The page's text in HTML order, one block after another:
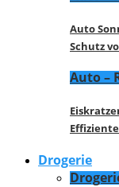
Auto
Schutz
Auto –
Drogerie